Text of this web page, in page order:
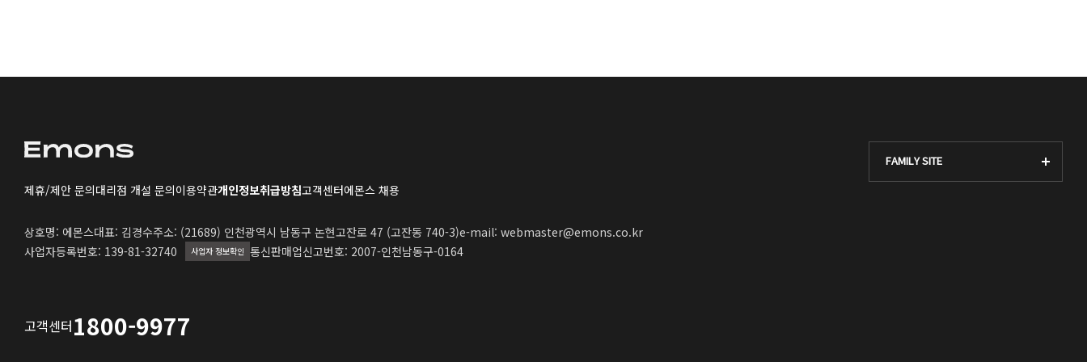
FAMILY SITE
제휴/제안 문의대리점 개설 문의이용약관개인정보취급방침고객센터에몬스 채용
상호명: 에몬스대표: 김경수주소: (21689) 인천광역시 남동구 논현고잔로 47 (고잔동 740-3)e-mail: webmaster@emons.co.kr
사업자등록번호: 139-81-32740
사업자 정보확인 통신판매업신고번호: 2007-인천남동구-0164
고객센터1800-9977